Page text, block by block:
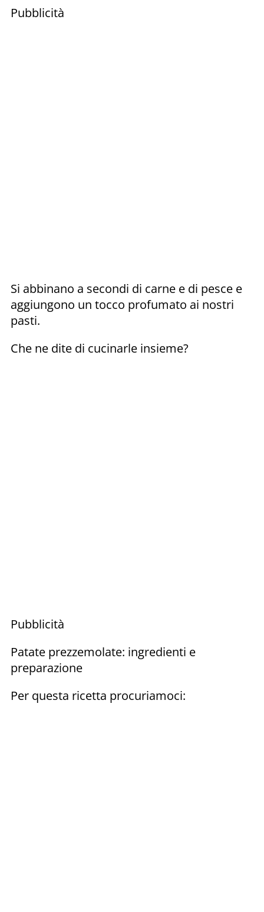
Pubblicità
Si abbinano a secondi di carne e di pesce e
aggiungono un tocco profumato ai nostri
pasti.
Che ne dite di cucinarle insieme?
Pubblicità
Patate prezzemolate: ingredienti e
preparazione
Per questa ricetta procuriamoci: